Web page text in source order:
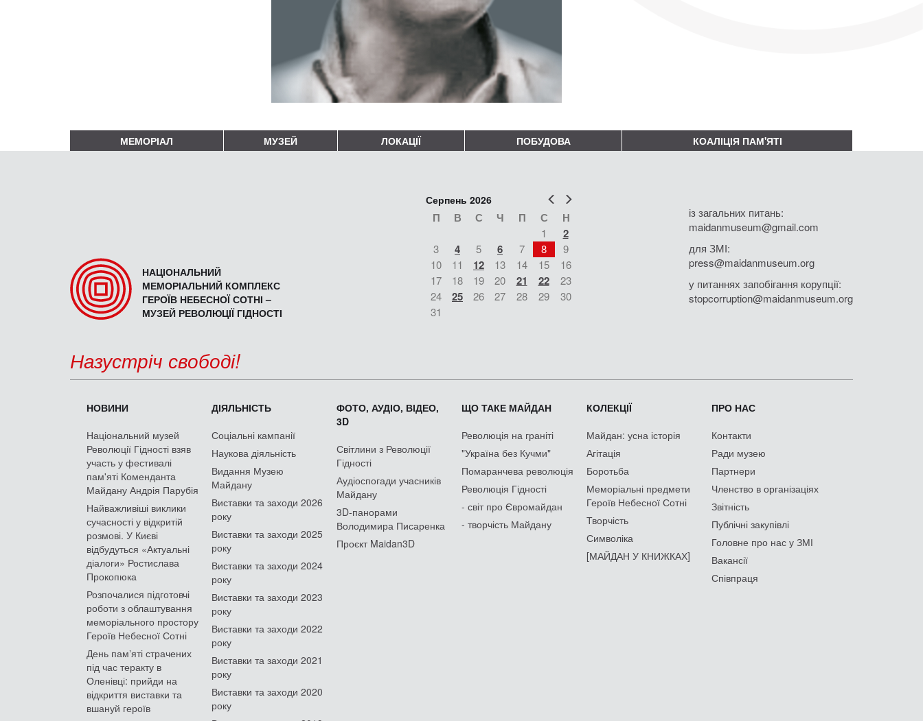
МЕМОРІАЛ МУЗЕЙ ЛОКАЦІЇ ПОБУДОВА КОАЛІЦІЯ ПАМ'ЯТІ
НАЦІОНАЛЬНИЙ
МЕМОРІАЛЬНИЙ КОМПЛЕКС
ГЕРОЇВ НЕБЕСНОЇ СОТНІ –
МУЗЕЙ РЕВОЛЮЦІЇ ГІДНОСТІ
Попер
Серпень 2026
П В С Ч П С Н
1 2
3 4 5 6 7 8
9
10
11 12 13 14 15
16
17
18 19 20 21 22
23
24
25 26 27 28 29
30
31
із загальних питань:
maidanmuseum@gmail.com
для ЗМІ:
press@maidanmuseum.org
у питаннях запобігання корупції:
stopcorruption@maidanmuseum.org
Назустріч свободі!
НОВИНИ
Національний музей
Революції Гідності взяв
участь у фестивалі
пам'яті Коменданта
Майдану Андрія Парубія
Найважливіші виклики
сучасності у відкритій
розмові. У Києві
відбудуться «Актуальні
діалоги» Ростислава
Прокопюка
Розпочалися підготовчі
роботи з облаштування
меморіального простору
Героїв Небесної Сотні
День памʼяті страчених
під час теракту в
Оленівці: прийди на
відкриття виставки та
вшануй героїв
ДІЯЛЬНІСТЬ
Соціальні кампанії
Наукова діяльність
Видання Музею
Майдану
Виставки та заходи 2026
року
Виставки та заходи 2025
року
Виставки та заходи 2024
року
Виставки та заходи 2023
року
Виставки та заходи 2022
року
Виставки та заходи 2021
року
Виставки та заходи 2020
року
ФОТО, АУДІО, ВІДЕО,
3D
Світлини з Революції
Гідності
Аудіоспогади учасників
Майдану
3D-панорами
Володимира Писаренка
Проєкт Maidan3D
ЩО ТАКЕ МАЙДАН
Революція на граніті
"Україна без Кучми"
Помаранчева революція
Революція Гідності
- світ про Євромайдан
- творчість Майдану
КОЛЕКЦІЇ
Майдан: усна історія
Агітація
Боротьба
Меморіальні предмети
Героїв Небесної Сотні
Творчість
Символіка
[МАЙДАН У КНИЖКАХ]
ПРО НАС
Контакти
Ради музею
Партнери
Членство в організаціях
Звітність
Публічні закупівлі
Головне про нас у ЗМІ
Вакансії
Співпраця